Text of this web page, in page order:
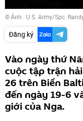
© Ảnh : U.S. Army/Spc.
Đăng ký
Vào ngày thứ
cuộc tập trận
26 trên Biển
đến ngày 19-6
giới của Nga.